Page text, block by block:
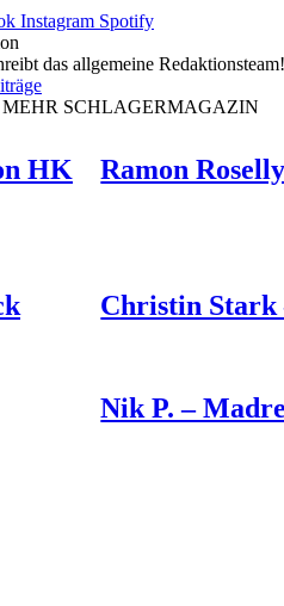
Instagram Spotify
das allgemeine Redaktionsteam!
SCHLAGERMAGAZIN
HK
Ramon
Christin Stark
Nik P. –